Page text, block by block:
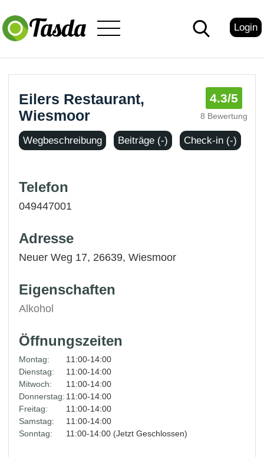
Login
Eilers Restaurant,
Wiesmoor
4.3/5
8 Bewertung
Wegbeschreibung Beiträge (-) Check-in (-)
Telefon
049447001
Adresse
Neuer Weg 17, 26639,Wiesmoor
Eigenschaften
Alkohol
Öffnungszeiten
Montag:
11:00-14:00
Dienstag:
11:00-14:00
Mitwoch:
11:00-14:00
Donnerstag: 11:00-14:00
Freitag:
11:00-14:00
Samstag:
11:00-14:00
Sonntag:
11:00-14:00 (Jetzt Geschlossen)